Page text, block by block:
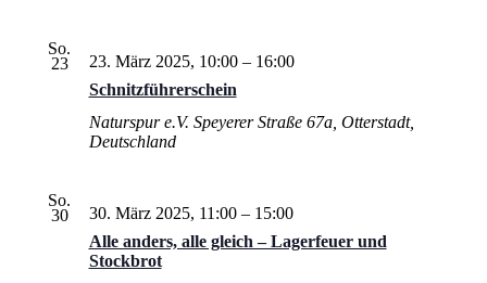
So.
23
Schnitzführerschein
23. März 2025, 10:00– 16:00
Naturspur e.V. Speyerer Straße 67a, Otterstadt,
Deutschland
So.
30
Alle anders, alle gleich – Lagerfeuer und
Stockbrot
30. März 2025, 11:00– 15:00